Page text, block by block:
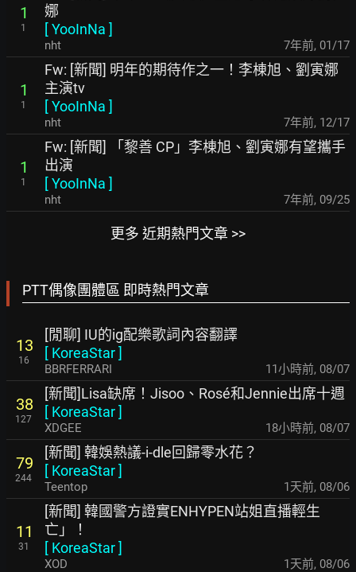
1
1
娜
[YooInNa ]
nht 7年前, 01/17
1
1
Fw: [新聞] 明年的期待作之一！李棟旭、劉寅娜
主演tv
[YooInNa ]
nht 7年前, 12/17
1
1
Fw: [新聞] 「黎善 CP」李棟旭、劉寅娜有望攜手
出演
[YooInNa ]
nht 7年前, 09/25
更多 近期熱門文章 >>
PTT偶像團體區 即時熱門文章
13
16
[閒聊] IU的ig配樂歌詞內容翻譯
[ KoreaStar]
BBRFERRARI 11小時前, 08/07
38
127
[新聞]Lisa缺席！Jisoo、Rosé和Jennie出席十週
[ KoreaStar]
XDGEE 18小時前, 08/07
79
244
[新聞] 韓娛熱議-i-dle回歸零水花？
[ KoreaStar]
Teentop 1天前, 08/06
11
31
[新聞] 韓國警方證實ENHYPEN站姐直播輕生
亡」！
[ KoreaStar]
XOD 1天前, 08/06